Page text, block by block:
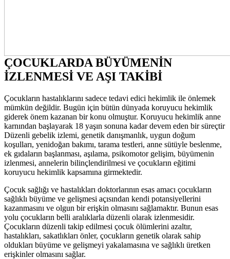
ÇOCUKLARDA BÜYÜMENİN
İZLENMESİ VE AŞI TAKİBİ
Çocukların hastalıklarını sadece tedavi edici hekimlik ile önlemek
mümkün değildir. Bugün için bütün dünyada koruyucu hekimlik
giderek önem kazanan bir konu olmuştur. Koruyucu hekimlik anne
karnından başlayarak 18 yaşın sonuna kadar devem eden bir süreçtir
Düzenli gebelik izlemi, genetik danışmanlık, uygun doğum
koşulları, yenidoğan bakımı, tarama testleri, anne sütüyle beslenme,
ek gıdaların başlanması, aşılama, psikomotor gelişim, büyümenin
izlenmesi, annelerin bilinçlendirilmesi ve çocukların eğitimi
koruyucu hekimlik kapsamına girmektedir.
Çocuk sağlığı ve hastalıkları doktorlarının esas amacı çocukların
sağlıklı büyüme ve gelişmesi açısından kendi potansiyellerini
kazanmasını ve olgun bir erişkin olmasını sağlamaktır. Bunun esas
yolu çocukların belli aralıklarla düzenli olarak izlenmesidir.
Çocukların düzenli takip edilmesi çocuk ölümlerini azaltır,
hastalıkları, sakatlıkları önler, çocukların genetik olarak sahip
oldukları büyüme ve gelişmeyi yakalamasına ve sağlıklı üretken
erişkinler olmasını sağlar.